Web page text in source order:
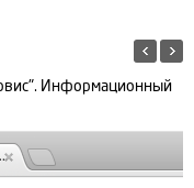
Информационный